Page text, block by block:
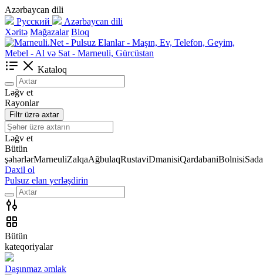
Azərbaycan dili
Русский
Azərbaycan dili
Xəritə Mağazalar Bloq
Kataloq
Ləğv et
Rayonlar
Filtr üzrə axtar
Ləğv et
Bütün
şəhərlərMarneuliZalqaAğbulaqRustaviDmanisiQardabaniBolnisi
Daxil ol
Pulsuz elan yerləşdirin
Bütün
kateqoriyalar
Daşınmaz əmlak